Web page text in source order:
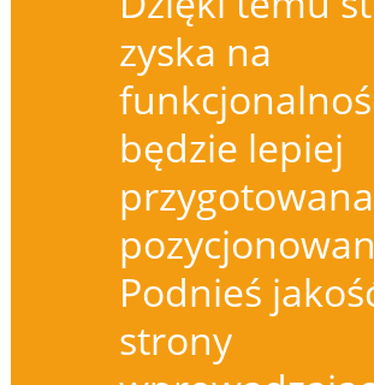
zyska na
będzie lepiej
Podnieś
strony